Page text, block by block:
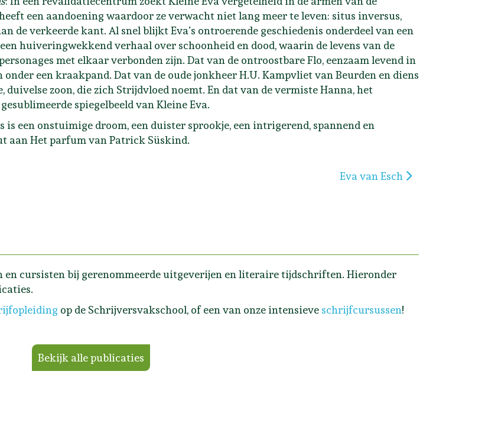
een aandoening waardoor ze verwacht niet lang meer te leven: situs inversus,
de verkeerde kant. Al snel blijkt Eva’s ontroerende geschiedenis onderdeel van een
huiveringwekkend verhaal over schoonheid en dood, waarin de levens van de
met elkaar verbonden zijn. Dat van de ontroostbare Flo, eenzaam levend in
onder een kraakpand. Dat van de oude jonkheer H.U. Kampvliet van Beurden en diens
duivelse zoon, die zich Strijdvloed noemt. En dat van de vermiste Hanna, het
spiegelbeeld van Kleine Eva.
is een onstuimige droom, een duister sprookje, een intrigerend, spannend en
aan Het parfum van Patrick Süskind.
Volgende artikel: Eva van Esch
Eva van Esch
cursisten bij gerenommeerde uitgeverijen en literaire tijdschriften. Hieronder
op de Schrijversvakschool, of een van onze intensieve schrijfcursussen!
Bekijk alle publicaties